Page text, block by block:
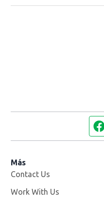
Más
Contact Us
Work With Us